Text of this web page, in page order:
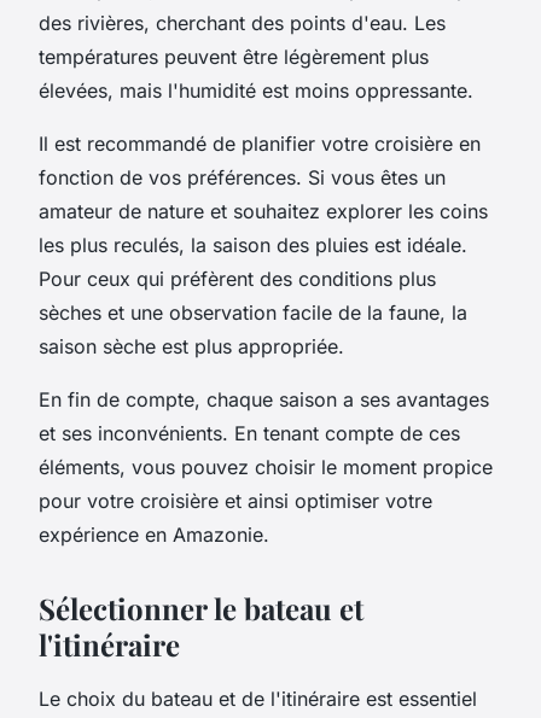
des rivières, cherchant des points d'eau. Les
températures peuvent être légèrement plus
élevées, mais l'humidité est moins oppressante.
Il est recommandé de planifier votre croisière en
fonction de vos préférences. Si vous êtes un
amateur de nature et souhaitez explorer les coins
les plus reculés, la saison des pluies est idéale.
Pour ceux qui préfèrent des conditions plus
sèches et une observation facile de la faune, la
saison sèche est plus appropriée.
En fin de compte, chaque saison a ses avantages
et ses inconvénients. En tenant compte de ces
éléments, vous pouvez choisir le moment propice
pour votre croisière et ainsi optimiser votre
expérience en Amazonie.
Sélectionner le bateau et
l'itinéraire
Le choix du bateau et de l'itinéraire est essentiel